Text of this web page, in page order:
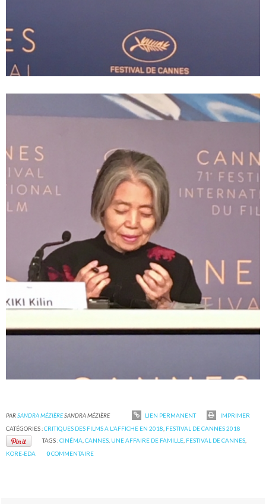
PARSANDRA MÉZIÈRESANDRA MÉZIÈRE LIEN PERMANENT
IMPRIMER
CATÉGORIES :CRITIQUES DES FILMS A L'AFFICHE EN 2018 FESTIVAL DE CANNES 2018
TAGS :CINÉMA ,CANNES UNE AFFAIRE DE FAMILLE FESTIVAL DE CANNES
KORE-EDA
0COMMENTAIRE